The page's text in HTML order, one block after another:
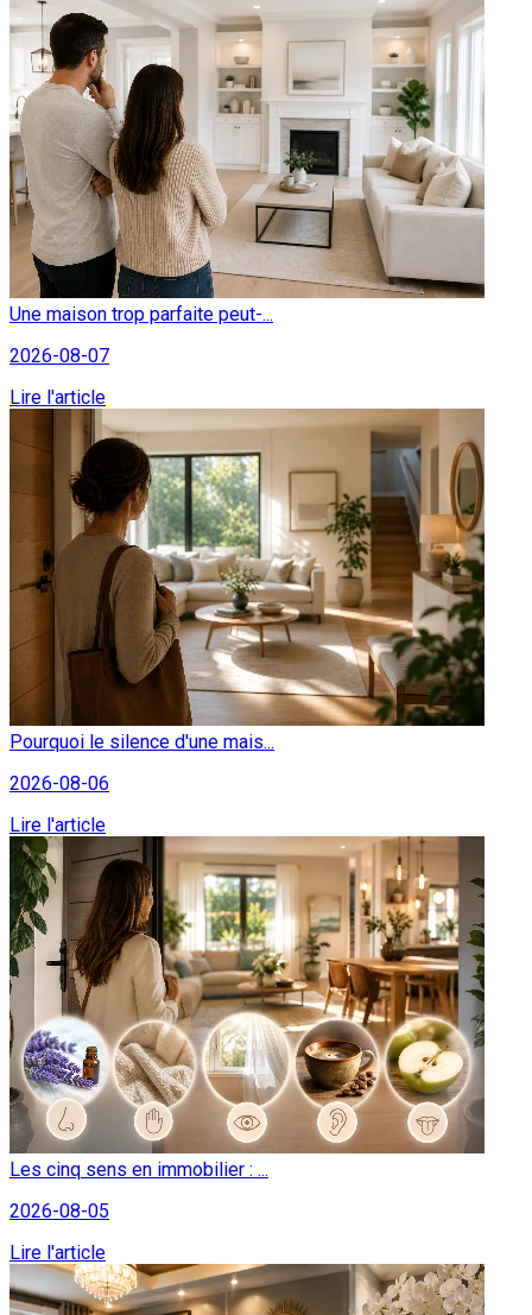
Une maison trop parfaite peut-...
2026-08-07
Lire l'article
Pourquoi le silence d'une mais...
2026-08-06
Lire l'article
Les cinq sens en immobilier : ...
2026-08-05
Lire l'article